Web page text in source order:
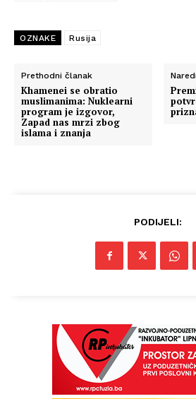
OZNAKE Rusija
Prethodni članak
Khamenei se obratio
muslimanima: Nuklearni
program je izgovor,
Zapad nas mrzi zbog
islama i znanja
PODIJELI: